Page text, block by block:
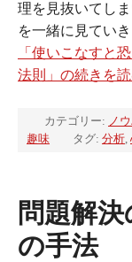
理を見抜いてし
を一緒に見てい
「使いこなすと
法則」の続きを読
カテゴリー: ノ
趣味
タグ: 分析,
問題解
の手法